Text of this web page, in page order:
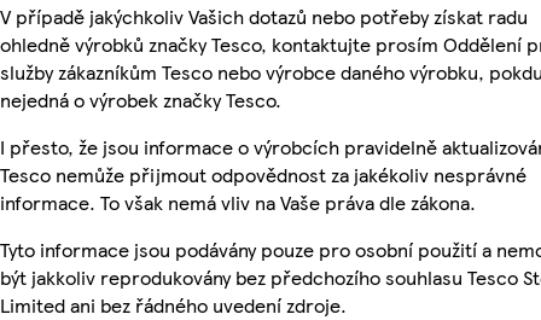
V případě jakýchkoliv Vašich dotazů nebo potřeby získat radu
ohledně výrobků značky Tesco, kontaktujte prosím Oddělení
služby zákazníkům Tesco nebo výrobce daného výrobku,
nejedná o výrobek značky Tesco.
I přesto, že jsou informace o výrobcích pravidelně
Tesco nemůže přijmout odpovědnost za jakékoliv nesprávné
informace. To však nemá vliv na Vaše práva dle zákona.
Tyto informace jsou podávány pouze pro osobní použití a
být jakkoliv reprodukovány bez předchozího souhlasu Tesco
Limited ani bez řádného uvedení zdroje.